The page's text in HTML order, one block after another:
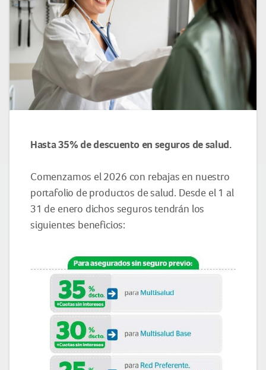
Hasta 35% de descuento en seguros de salud.
Comenzamos el 2026 con rebajas en nuestro
portafolio de productos de salud. Desde el 1 al
31 de enero dichos seguros tendrán los
siguientes beneficios: